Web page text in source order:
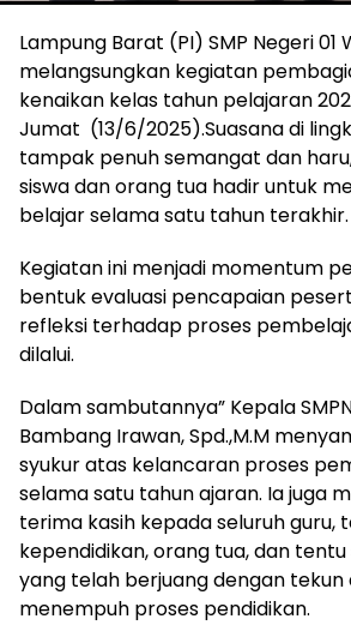
Lampung Barat (PI) SMP Negeri
melangsungkan kegiatan
kenaikan kelas tahun pelajaran
Jumat (13/6/2025).Suasana di
tampak penuh semangat dan
siswa dan orang tua hadir untuk
belajar selama satu tahun terakhir.
Kegiatan ini menjadi momentum
bentuk evaluasi pencapaian
refleksi terhadap proses
dilalui.
Dalam sambutannya” Kepala
Bambang Irawan, Spd.,M.M
syukur atas kelancaran proses
selama satu tahun ajaran. Ia juga
terima kasih kepada seluruh guru,
kependidikan, orang tua, dan
yang telah berjuang dengan tekun
menempuh proses pendidikan.